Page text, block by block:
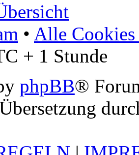
• Alle Cookies
+ 1 Stunde
phpBB®